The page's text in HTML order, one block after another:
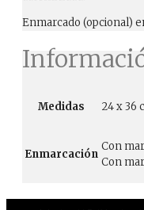
Enmarcado (opcional)
Medidas 24 x 36
Enmarcación
Con
Con